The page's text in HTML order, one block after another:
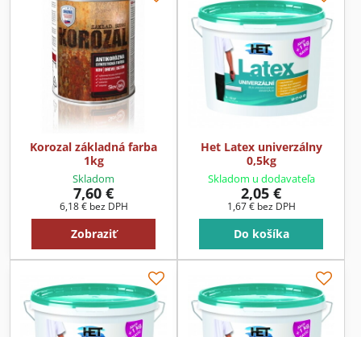
Korozal základná farba
1kg
Skladom
7,60 €
6,18 € bez DPH
Zobraziť
Het Latex univerzálny
0,5kg
Skladom u dodavateľa
2,05 €
1,67 € bez DPH
Do košíka